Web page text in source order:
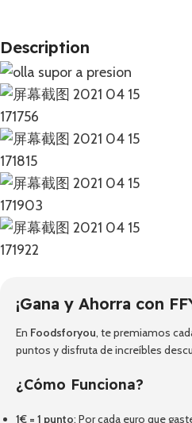
Description
¡Gana y Ahorra con
En Foodsforyou, te premiamos
puntos y disfruta de increíbles
¿Cómo Funciona?
1€ = 1 punto: Por cada euro que